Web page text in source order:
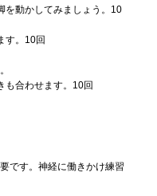
を動かしてみましょう。10
す。10回
も合わせます。10回
です。神経に働きかけ練習